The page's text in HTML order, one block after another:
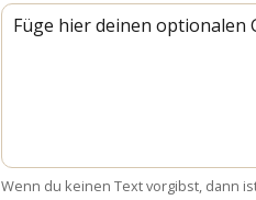
Wenn du keinen Text vorgibst, dann